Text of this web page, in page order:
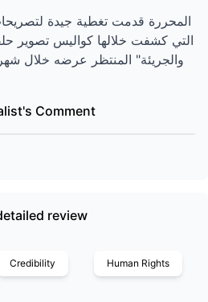
المحررة قدمت تغطية جيدة
التي كشفت خلالها كواليس تصوير
والجريئة" المنتظر عرضه خلال
Comment
review
Credibility Human Rights